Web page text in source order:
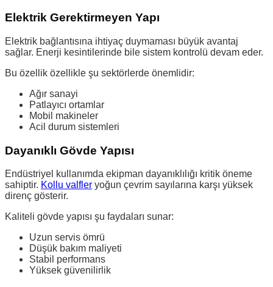
Elektrik Gerektirmeyen Yapı
Elektrik bağlantısına ihtiyaç duymaması büyük avantaj
sağlar. Enerji kesintilerinde bile sistem kontrolü devam eder.
Bu özellik özellikle şu sektörlerde önemlidir:
Ağır sanayi
Patlayıcı ortamlar
Mobil makineler
Acil durum sistemleri
Dayanıklı Gövde Yapısı
Endüstriyel kullanımda ekipman dayanıklılığı kritik öneme
sahiptir. Kollu valfler yoğun çevrim sayılarına karşı yüksek
direnç gösterir.
Kaliteli gövde yapısı şu faydaları sunar:
Uzun servis ömrü
Düşük bakım maliyeti
Stabil performans
Yüksek güvenilirlik